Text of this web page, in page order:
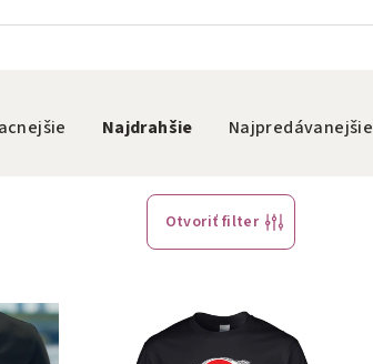
Najdrahšie Najpredávanejšie
Otvoriť filter